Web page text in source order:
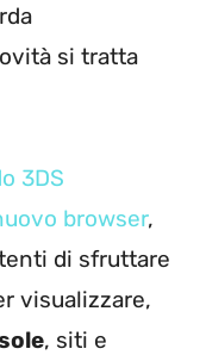
si tratta
3DS
browser,
di sfruttare
visualizzare,
, siti e